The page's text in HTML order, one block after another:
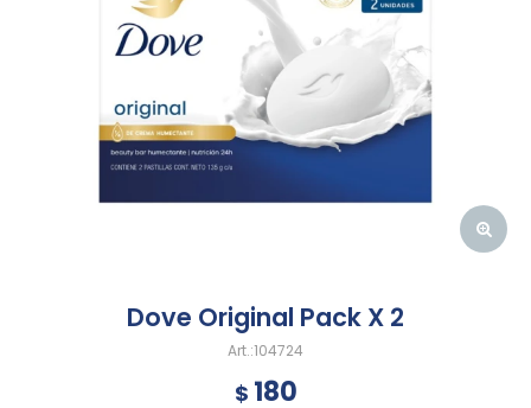
Dove Original Pack X 2
104724
$ 180